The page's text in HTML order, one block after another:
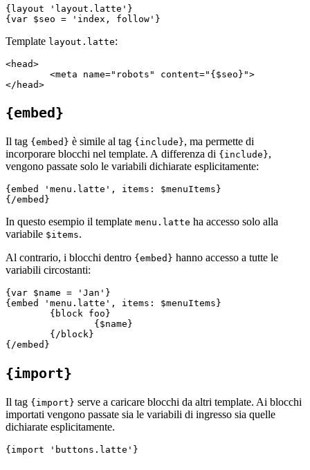
{layout 'layout.latte'}
Template layout.latte:
<head>
{embed}
Il tag {embed} è simile al tag {include}, ma permette di
incorporare blocchi nel template. A differenza di {include},
vengono passate solo le variabili dichiarate esplicitamente:
{embed 'menu.latte', items: $menuItems}
In questo esempio il template menu.latte ha accesso solo alla
variabile $items.
Al contrario, i blocchi dentro {embed} hanno accesso a tutte le
variabili circostanti:
{var $name = 'Jan'}
{embed 'menu.latte', items: $menuItems}
{import}
Il tag {import} serve a caricare blocchi da altri template. Ai blocchi
importati vengono passate sia le variabili di ingresso sia quelle
dichiarate esplicitamente.